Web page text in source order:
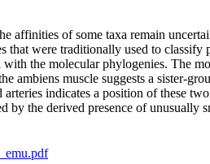
of some taxa remain
were traditionally used to classify
the molecular phylogenies. The
muscle suggests a sister-
indicates a position of these
the derived presence of unusually